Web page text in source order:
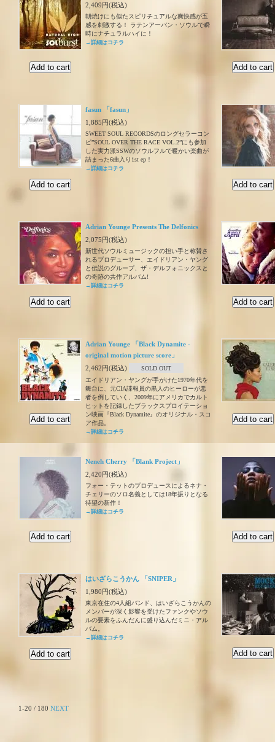
2,409円(税込)
朝焼けにも似たスピリチュアルな爽快感が五
感を刺激する！ ラテンアーバン・ソウルで瞬
時にナチュラルハイに！
→詳細はコチラ
fasun 「fasun」
1,885円(税込)
SWEET SOUL RECORDSのロングセラーコン
ピ”SOUL OVER THE RACE VOL.2”にも参加
した実力派SSWのソウルフルで暖かい楽曲が
詰まった6曲入り1st ep！
→詳細はコチラ
Adrian Younge Presents The Delfonics
2,075円(税込)
新世代ソウルミュージックの担い手と称賛さ
れるプロデューサー、エイドリアン・ヤング
と伝説のグループ、ザ・デルフォニックスと
の奇跡の共作アルバム!
→詳細はコチラ
Adrian Younge 「Black Dynamite -
original motion picture score」
2,462円(税込)
SOLD OUT
エイドリアン・ヤングが手がけた1970年代を
舞台に、元CIA諜報員の黒人のヒーローが悪
者を倒していく、2009年にアメリカでカルト
ヒットを記録したブラックスプロイテーショ
ン映画『Black Dynamite』のオリジナル・スコ
ア作品。
→詳細はコチラ
Neneh Cherry 「Blank Project」
2,420円(税込)
フォー・テットのプロデュースによるネナ・
チェリーのソロ名義としては18年振りとなる
待望の新作！
→詳細はコチラ
はいざらこうかん 「SNIPER」
1,980円(税込)
東京在住の4人組バンド、はいざらこうかんの
メンバーが深く影響を受けたファンクやソウ
ルの要素をふんだんに盛り込んだミニ・アル
バム。
→詳細はコチラ
1-20 / 180 NEXT